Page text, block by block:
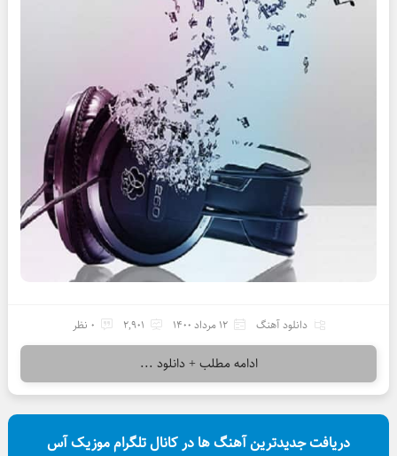
دانلود آهنگ 12 مرداد 1400 2,901 0 نظر
ادامه مطلب + دانلود ...
دریافت جدیدترین آهنگ ها در کانال تلگرام موزیک آس